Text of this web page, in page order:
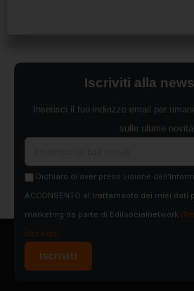
Iscriviti alla
Inserisci il tuo indirizzo email per
sulle ultime novità.
Dichiaro di aver preso visione
ACCONSENTO al trattamento dei miei dati
marketing da parte di Edilsocialnetwork
clicca qui).
Iscriviti